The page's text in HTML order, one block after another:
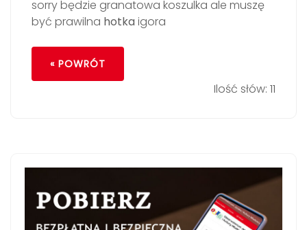
sorry będzie granatowa koszulka ale muszę
być prawilna hotka igora
« POWRÓT
Ilość słów: 11